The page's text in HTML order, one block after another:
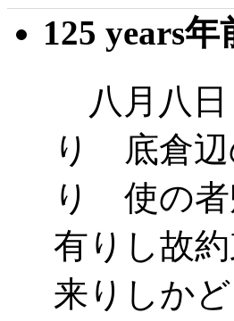
125 years
八月八
り 底倉辺
り 使の者
有りし故
来りしか